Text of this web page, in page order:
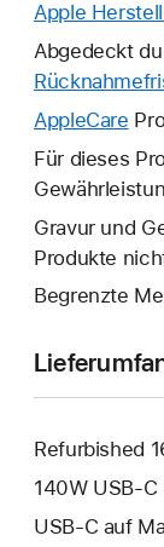
Apple
Abgedeckt
AppleCare Ein
Für dieses
Gravur und
Produkte
Begrenzte
Refurbished
140W
USB‑C auf